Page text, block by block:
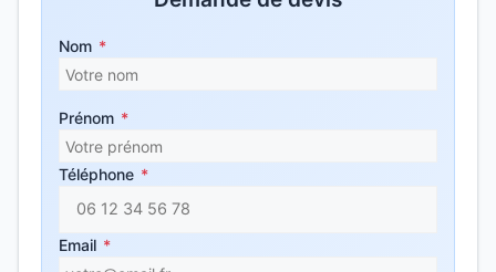
Nom *
Prénom *
Téléphone *
Email *